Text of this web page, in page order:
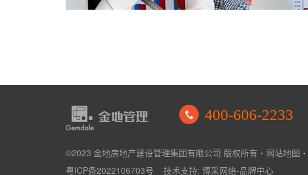
400-606-2233
©2023 金地房地产建设管理集团有限公司 版权所有 ・ 网站地图 ・
粤ICP备2022106703号
技术支持:博采网络-品牌中心